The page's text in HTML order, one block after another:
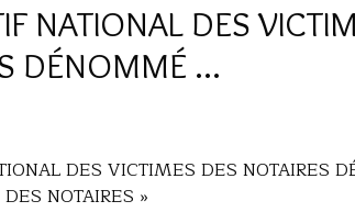
NATIONAL DES
DÉNOMMÉ ...
DES VICTIMES DES NOTAIRES
NOTAIRES »